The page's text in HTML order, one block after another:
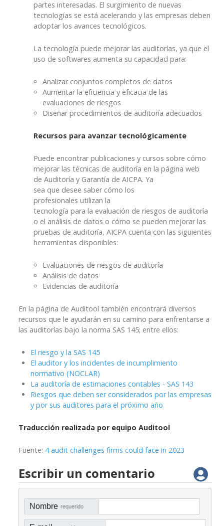
partes interesadas. El surgimiento de nuevas
tecnologías se está acelerando y las empresas deben
adoptar los avances tecnológicos.
La tecnología puede mejorar las auditorías, ya que el
uso de softwares aumenta su capacidad para:
Analizar conjuntos completos de datos
Aumentar la eficiencia y eficacia de las
evaluaciones de riesgos
Diseñar procedimientos de auditoría adecuados
Recursos para avanzar tecnológicamente
Puede encontrar publicaciones y cursos sobre cómo
mejorar las técnicas de auditoría en la página web
de Auditoría y Garantía de AICPA. Ya
sea que desee saber cómo los
profesionales utilizan la
tecnología para la evaluación de riesgos de auditoría
o el análisis de datos o cómo se pueden mejorar las
pruebas de auditoría, AICPA cuenta con las siguientes
herramientas disponibles:
Evaluaciones de riesgos de auditoría
Análisis de datos
Evidencias de auditoría
En la página de Auditool también encontrará diversos
recursos que le ayudarán en su camino para enfrentarse a
las auditorías bajo la norma SAS 145; entre ellos:
El riesgo y la SAS 145
El auditor y los incidentes de incumplimiento
normativo (NOCLAR)
La auditoría de estimaciones contables - SAS 143
Riesgos que deben ser considerados por las empresas
y por sus auditores para el próximo año
Traducción realizada por equipo Auditool
Fuente: 4 audit challenges firms could face in 2023
Escribir un comentario
Nombre requerido